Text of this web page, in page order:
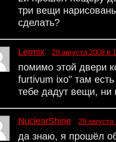
три вещи
сделать?
Lermix 28 августа 2008 в
помимо этой двери
furtivum ixo" там
тебе дадут вещи, ни
NuclearShine 29
да знаю, я прошёл